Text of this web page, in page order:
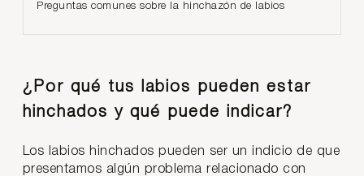
Preguntas comunes sobre la hinchazón de labios
¿Por qué tus labios pueden estar
hinchados y qué puede indicar?
Los labios hinchados pueden ser un indicio de que
presentamos algún problema relacionado con